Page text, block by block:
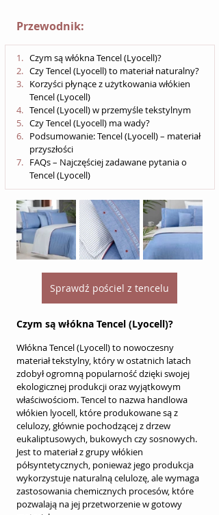
Przewodnik:
Czym są włókna Tencel (Lyocell)?
Czy Tencel (Lyocell) to materiał naturalny?
Korzyści płynące z użytkowania włókien
Tencel (Lyocell)
Tencel (Lyocell) w przemyśle tekstylnym
Czy Tencel (Lyocell) ma wady?
Podsumowanie: Tencel (Lyocell) – materiał
przyszłości
FAQs – Najczęściej zadawane pytania o
Tencel (Lyocell)
Sprawdź pościel z tencelu
Czym są włókna Tencel (Lyocell)?
Włókna Tencel (Lyocell) to nowoczesny
materiał tekstylny, który w ostatnich latach
zdobył ogromną popularność dzięki swojej
ekologicznej produkcji oraz wyjątkowym
właściwościom. Tencel to nazwa handlowa
włókien lyocell, które produkowane są z
celulozy, głównie pochodzącej z drzew
eukaliptusowych, bukowych czy sosnowych.
Jest to materiał z grupy włókien
półsyntetycznych, ponieważ jego produkcja
wykorzystuje naturalną celulozę, ale wymaga
zastosowania chemicznych procesów, które
pozwalają na jej przetworzenie w gotowy